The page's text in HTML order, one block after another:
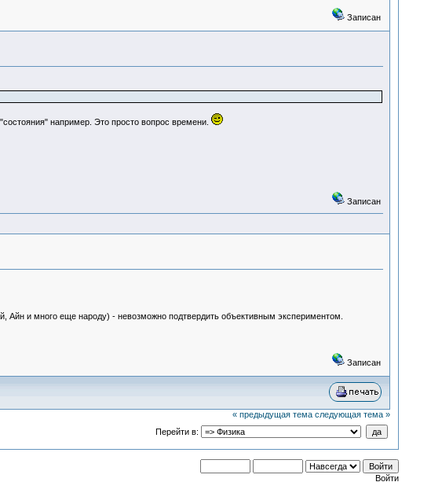
Записан
например. Это просто вопрос времени.
Записан
Айн и много еще народу) - невозможно подтвердить объективным экспериментом.
Записан
« предыдущая тема следующая тема »
Перейти в:
Войти